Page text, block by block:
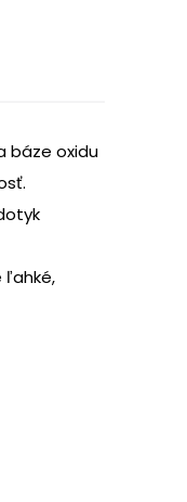
báze oxidu
ľahké,